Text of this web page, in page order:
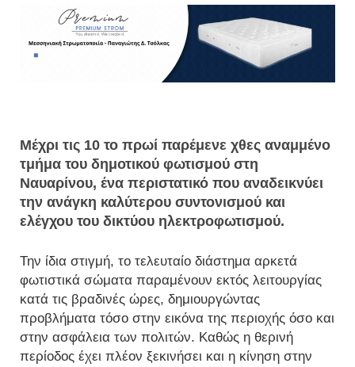
Μέχρι τις 10 το πρωί παρέμενε χθες αναμμένο
τμήμα του δημοτικού φωτισμού στη
Ναυαρίνου, ένα περιστατικό που αναδεικνύει
την ανάγκη καλύτερου συντονισμού και
ελέγχου του δικτύου ηλεκτροφωτισμού.
Την ίδια στιγμή, το τελευταίο διάστημα αρκετά
φωτιστικά σώματα παραμένουν εκτός λειτουργίας
κατά τις βραδινές ώρες, δημιουργώντας
προβλήματα τόσο στην εικόνα της περιοχής όσο και
στην ασφάλεια των πολιτών. Καθώς η θερινή
περίοδος έχει πλέον ξεκινήσει και η κίνηση στην